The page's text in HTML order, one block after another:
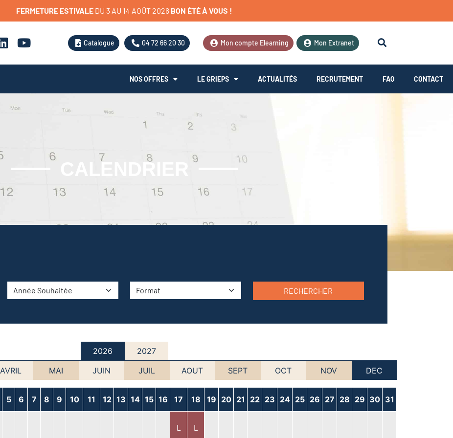
FERMETURE ESTIVALE
BON ÉTÉÀ VOUS !
Catalogue 04 72 66 20 30 Mon compte Elearning Mon Extranet
NOS OFFRES LE GRIEPS ACTUALITÉS RECRUTEMENT FAQ CONTACT
CALENDRIER
RECHERCHER
2026
2027
AVRIL MAI JUIN JUIL AOUT SEPT OCT NOV DEC
5 6 7 8 9 10 11 12 13 14 15 16 17 18 19 20 21 22 23 24 25 26 27 28 29 30 31
L L